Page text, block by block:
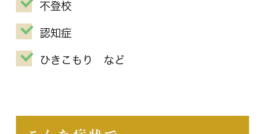
不登校
認知症
ひきこもり など